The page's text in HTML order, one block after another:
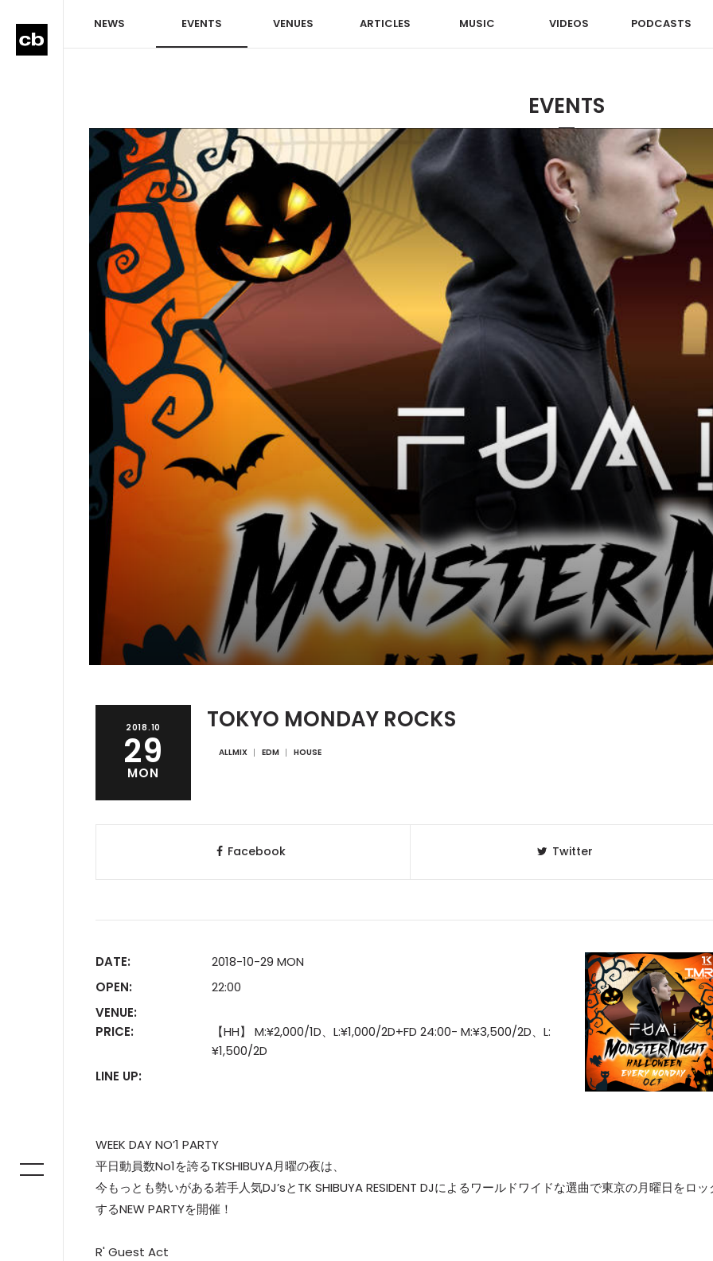
NEWS EVENTS VENUES ARTICLES MUSIC VIDEOS PODCASTS
EVENTS
2018.10
29
MON
TOKYO MONDAY ROCKS
ALLMIX EDM HOUSE
Facebook Twitter
DATE:
2018-10-29 MON
OPEN:
22:00
VENUE:
PRICE:
【HH】 M:¥2,000/1D、L:¥1,000/2D+FD 24:00- M:¥3,500/2D、L:
¥1,500/2D
LINE UP:
WEEK DAY NO’1 PARTY
平日動員数No1を誇るTKSHIBUYA月曜の夜は、
今もっとも勢いがある若手人気DJ’sとTK SHIBUYA RESIDENT DJによるワールドワイドな選曲で東京の月曜日をロッ
するNEW PARTYを開催！
R' Guest Act